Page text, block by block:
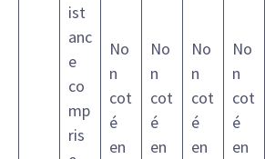
ist
anc
e
co
mp
ris
No
n
cot
é
en
No
n
cot
é
en
No
n
cot
é
en
No
n
cot
é
en